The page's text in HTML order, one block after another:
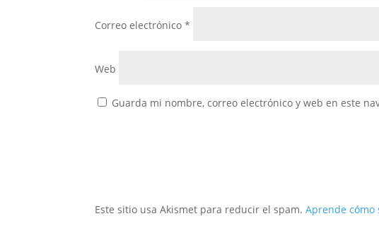
Correo electrónico*
Web
Guarda mi nombre, correo electrónico y web en este
Este sitio usa Akismet para reducir el spam.Aprende cómo